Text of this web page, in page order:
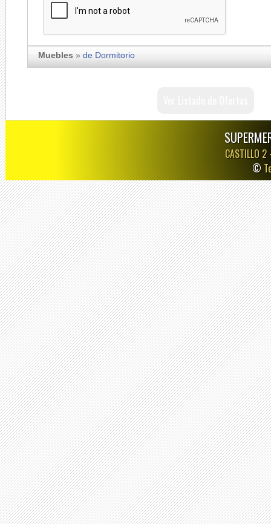
Muebles » de Dormitorio
CASTILLO
©